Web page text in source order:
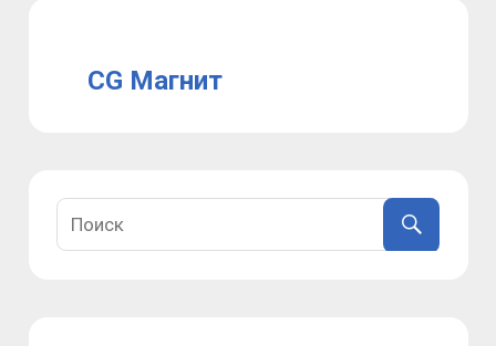
CG Магнит